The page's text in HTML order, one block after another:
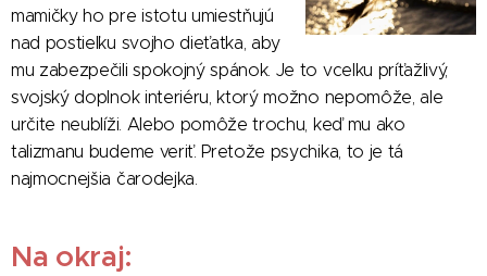
mamičky ho pre istotu umiestňujú
nad postieľku svojho dieťatka, aby
mu zabezpečili spokojný spánok. Je to vcelku príťažlivý,
svojský doplnok interiéru, ktorý možno nepomôže, ale
určite neublíži. Alebo pomôže trochu, keď mu ako
talizmanu budeme veriť. Pretože psychika, to je tá
najmocnejšia čarodejka.
Na okraj: